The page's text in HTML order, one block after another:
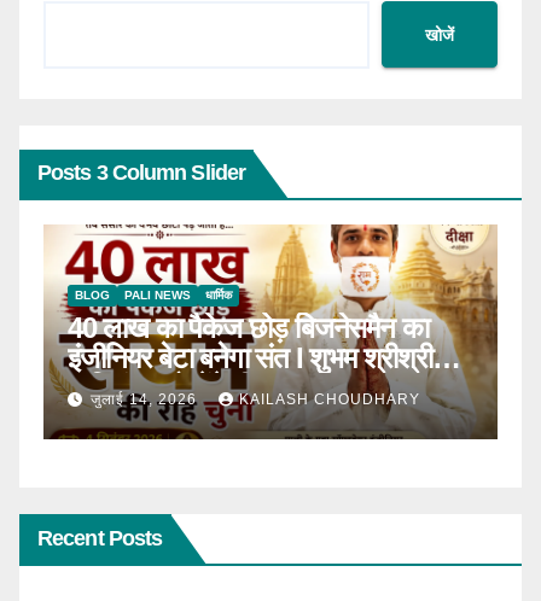
खोजें
Posts 3 Column Slider
BLOG टॉप न्यूज़ धार्मिक
ठाणे में पहली बार होगा सीरवी समाज युवक-
युवती परिचय सम्मेलन
जून 13, 2026 KAILASH CHOUDHARY
Recent Posts